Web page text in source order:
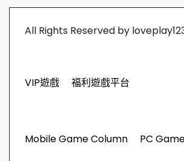
All Rights Reserved by
VIP遊戲 福利遊戲平台
Mobile Game Column PC